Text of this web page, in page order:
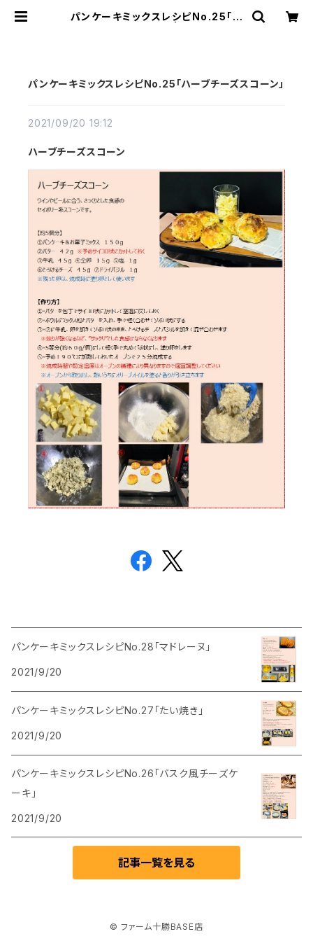
パンケーキミックスレシピNo.25「ハ
パンケーキミックスレシピNo.25「ハーブチーズスコーン」
2021/09/20 19:12
ハーブチーズスコーン
パンケーキミックスレシピNo.28「マドレーヌ」
2021/9/20
パンケーキミックスレシピNo.27「たい焼き」
2021/9/20
パンケーキミックスレシピNo.26「バスク風チーズケ
ーキ」
2021/9/20
記事一覧を見る
© ファーム十勝BASE店